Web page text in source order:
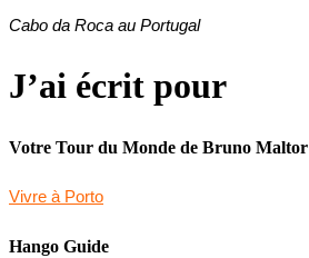
Cabo da Roca au Portugal
J’ai écrit pour
Votre Tour du Monde de Bruno Maltor
Vivre à Porto
Hango Guide